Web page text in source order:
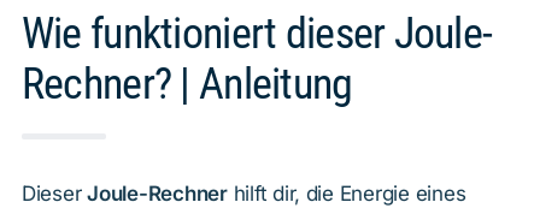
Wie funktioniert dieser Joule-
Rechner? | Anleitung
DieserJoule-Rechnerhilft dir, die Energie eines